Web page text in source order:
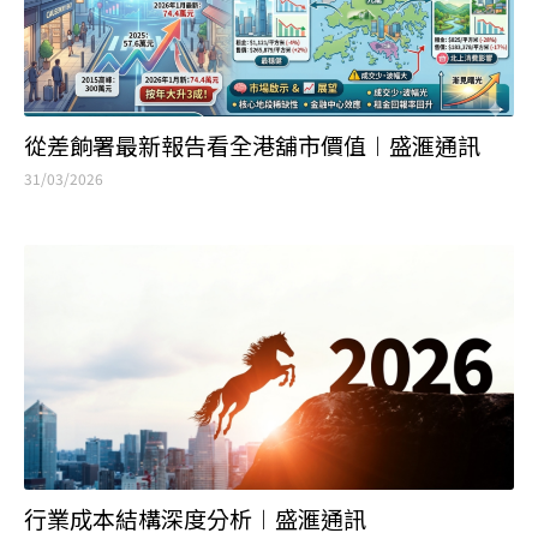
從差餉署最新報告看全港舖市價值︱盛滙通訊
31/03/2026
行業成本結構深度分析︱盛滙通訊